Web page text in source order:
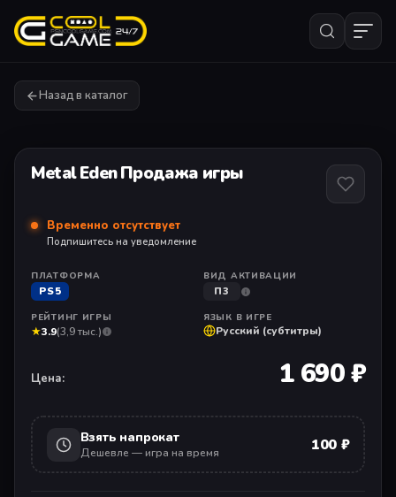
Назад в каталог
Metal Eden Продажа игры
Временно отсутствует
Подпишитесь на уведомление
ПЛАТФОРМА
PS5
ВИД АКТИВАЦИИ
П3
РЕЙТИНГ ИГРЫ
★3.9(3,9 тыс.)
ЯЗЫК В ИГРЕ
Русский (субтитры)
Цена: 1 690 ₽
Взять напрокат
Дешевле — игра на время 100 ₽